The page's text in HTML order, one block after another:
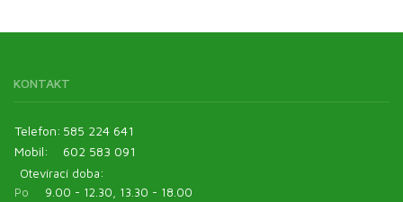
KONTAKT
Telefon: 585 224 641
Mobil:
602 583 091
Otevírací doba:
Po
9.00 - 12.30, 13.30 - 18.00